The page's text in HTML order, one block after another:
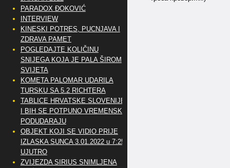
PARADOX ĐOKOVIĆ
INTERVIEW
KINESKI POTRES, PUCNJAVA I
ZDRAVA PAMET
POGLEDAJTE KOLIČINU
SNIJEGA KOJA JE PALA ŠIROM
SVIJETA
KOMETA PALOMAR UDARILA
TURSKU SA 5.2 RICHTERA
TABLICE HRVATSKE SLOVENIJE
I BIH SE POTPUNO VREMENSKI
PODUDARAJU
OBJEKT KOJI SE VIDIO PRIJE
IZLASKA SUNCA 3.01.2022 u 7:25
UJUTRO
ZVIJEZDA SIRIUS SNIMLJENA